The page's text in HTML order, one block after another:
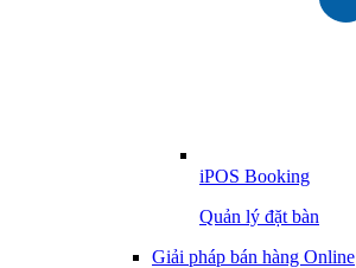
iPOS Booking
Quản lý đặt bàn
Giải pháp bán hàng Online